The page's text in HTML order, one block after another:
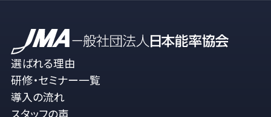
選ばれる理由
研修・セミナー一覧
導入の流れ
スタッフの声